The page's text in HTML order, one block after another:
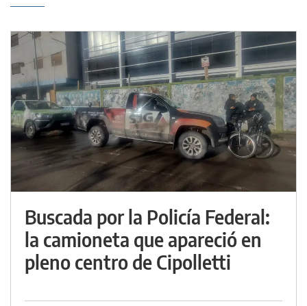
Buscada por la Policía Federal:
la camioneta que apareció en
pleno centro de Cipolletti